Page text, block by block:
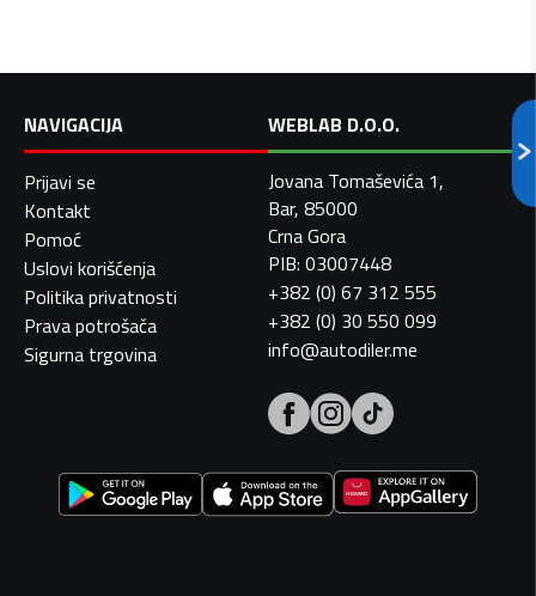
NAVIGACIJA
Prijavi se
Kontakt
Pomoć
Uslovi korišćenja
Politika privatnosti
Prava potrošača
Sigurna trgovina
WEBLAB D.O.O.
Jovana Tomaševića 1,
Bar, 85000
Crna Gora
PIB: 03007448
+382 (0) 67 312 555
+382 (0) 30 550 099
info@autodiler.me